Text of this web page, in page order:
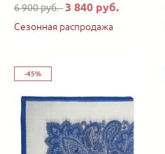
6 900 руб.3 840 руб.
Сезонная распродажа
-45%